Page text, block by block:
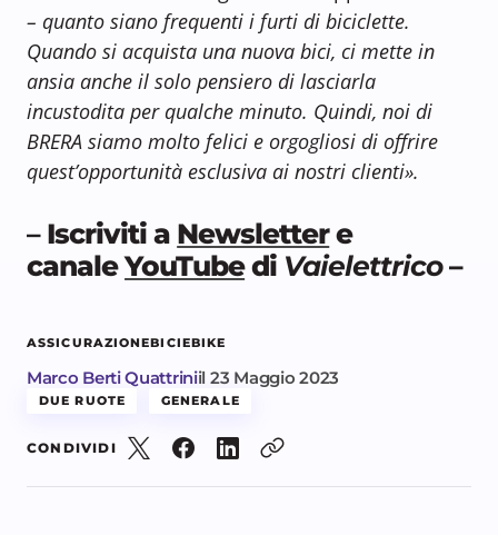
– quanto siano frequenti i furti di biciclette.
Quando si acquista una nuova bici, ci mette in
ansia anche il solo pensiero di lasciarla
incustodita per qualche minuto. Quindi, noi di
BRERA siamo molto felici e orgogliosi di offrire
quest’opportunità esclusiva ai nostri clienti».
– Iscriviti a Newslettere
canaleYouTubedi Vaielettrico–
ASSICURAZIONEBICIEBIKE
Marco Berti Quattriniil 23 Maggio 2023
DUE RUOTE GENERALE
CONDIVIDI